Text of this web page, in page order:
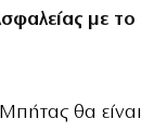
με το
θα είναι